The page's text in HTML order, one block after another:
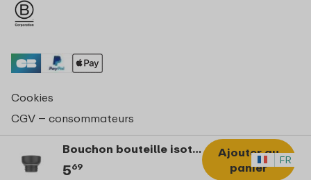
Bouchon bouteille isotherme ellipse 350/500ml - nordic black
569
Ajouter au
panier
Cookies
CGV – consommateurs
Déclaration de confidentialité
© Copyright 2026 Mepal
FR